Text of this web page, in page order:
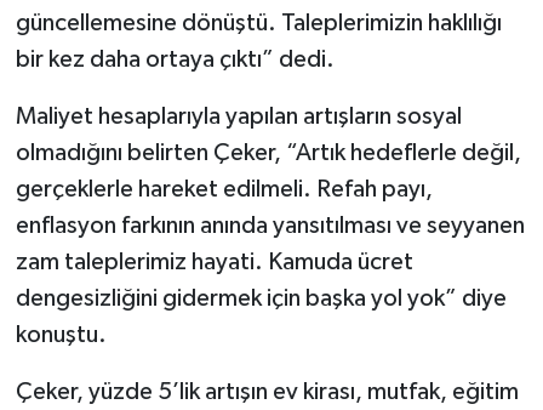
güncellemesine dönüştü. Taleplerimizin haklılığı
bir kez daha ortaya çıktı” dedi.
Maliyet hesaplarıyla yapılan artışların sosyal
olmadığını belirten Çeker, “Artık hedeflerle değil,
gerçeklerle hareket edilmeli. Refah payı,
enflasyon farkının anında yansıtılması ve seyyanen
zam taleplerimiz hayati. Kamuda ücret
dengesizliğini gidermek için başka yol yok” diye
konuştu.
Çeker, yüzde 5’lik artışın ev kirası, mutfak, eğitim